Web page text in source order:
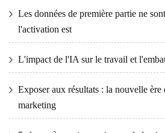
Les données de première partie ne
l'activation est
L'impact de l'IA sur le travail et
Exposer aux résultats : la nouvelle ère
marketing